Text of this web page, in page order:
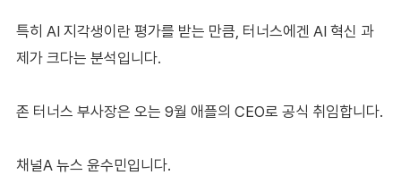
특히 AI 지각생이란 평가를 받는 만큼, 터너스에겐 AI 혁신 과
제가 크다는 분석입니다.
존 터너스 부사장은 오는 9월 애플의 CEO로 공식 취임합니다.
채널A 뉴스 윤수민입니다.